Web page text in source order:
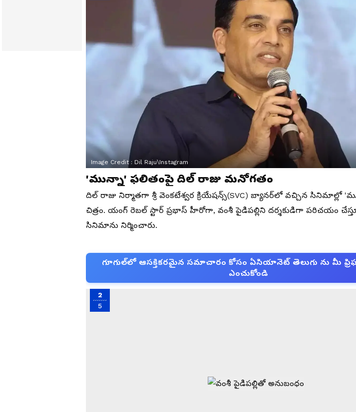
Image Credit : Dil Raju\Instagram
'మున్నా' ఫలితంపై దిల్ రాజు మనోగతం
దిల్ రాజు నిర్మాతగా శ్రీ వెంకటేశ్వర క్రియేషన్స్(SVC) బ్యానర్‌లో వచ్చిన సినిమాల్లో
చిత్రం. యంగ్ రెబల్ స్టార్ ప్రభాస్ హీరోగా, వంశీ పైడిపల్లిని దర్శకుడిగా పరిచయం
సినిమాను నిర్మించారు.
గూగుల్‌లో ఆసక్తికరమైన సమాచారం కోసం ఏసియానెట్ తెలుగు ను మీ
ఎంచుకోండి
2
5